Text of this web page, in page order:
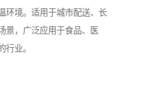
环境。适用于城市配送、长
景，广泛应用于食品、医
行业。